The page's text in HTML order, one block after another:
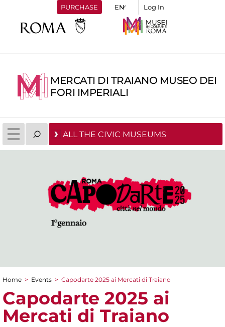
PURCHASE Log In
MERCATI DI TRAIANO MUSEO DEI
FORI IMPERIALI
ALL THE CIVIC MUSEUMS
You are here
Home > Events > Capodarte 2025 ai Mercati di Traiano
Capodarte 2025 ai
Mercati di Traiano